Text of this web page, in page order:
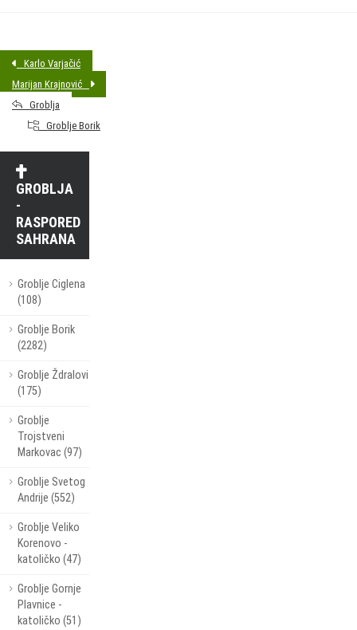
Karlo Varjačić
Marijan Krajnović
Groblja
Groblje Borik
GROBLJA
-
RASPORED
SAHRANA
Groblje Ciglena
(108)
Groblje Borik
(2282)
Groblje Ždralovi
(175)
Groblje
Trojstveni
Markovac (97)
Groblje Svetog
Andrije (552)
Groblje Veliko
Korenovo -
katoličko (47)
Groblje Gornje
Plavnice -
katoličko (51)